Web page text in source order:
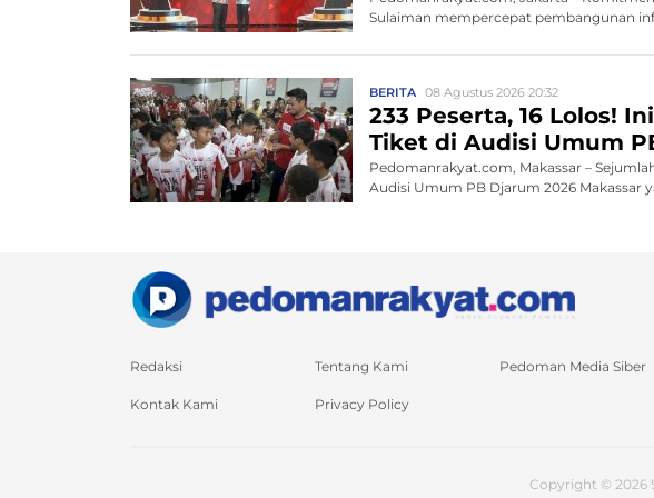
Sulaiman mempercepat pembangunan
BERITA 08 Agustus 2026 20:32
233 Peserta, 16 Lolos!
Tiket di Audisi Umum
Pedomanrakyat.com, Makassar –
Audisi Umum PB Djarum 2026 Makassar
Redaksi Tentang Kami Pedoman Media Siber
Kontak Kami Privacy Policy
Copyright © 2026